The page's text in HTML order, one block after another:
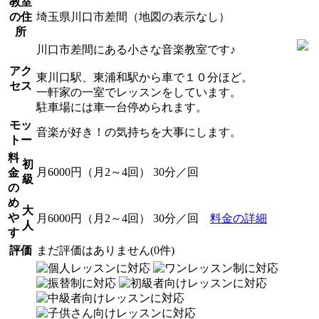
の住
所
埼玉県川口市差間（地図の表示なし）
アク
セス
川口市差間にある小さな音楽教室です♪
東川口駅、東浦和駅から車で１０分ほど。
一軒家の一室でレッスンをしています。
駐車場には車一台停められます。
モッ
トー
音楽が好き！の気持ちを大事にします。
料
金
の
め
や
す
初
級
月6000円（月2～4回） 30分／回
大
人
月6000円（月2～4回） 30分／回 料金の詳細
評価 まだ評価はありません(0件)